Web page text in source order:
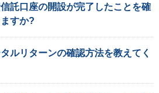
信託口座の開設が完了したことを確
すか?
ルリターンの確認方法を教えてく